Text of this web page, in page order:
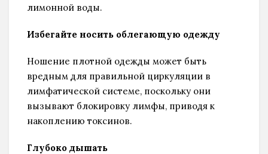
лимонной воды.
Избегайте носить облегающую одежду
Ношение плотной одежды может быть
вредным для правильной циркуляции в
лимфатической системе, поскольку они
вызывают блокировку лимфы, приводя к
накоплению токсинов.
Глубоко дышать